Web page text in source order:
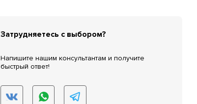
Затрудняетесь с выбором?
Напишите нашим консультантам и получите
быстрый ответ!